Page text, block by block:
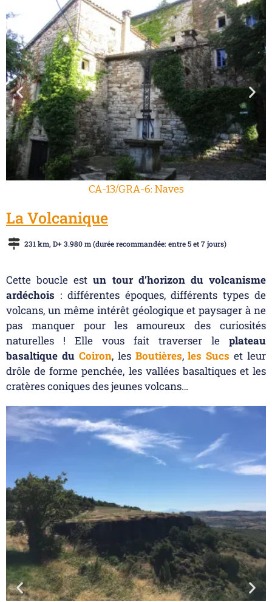
CA-13/GRA-6: Naves
La Volcanique
231 km, D+ 3.980 m (durée recommandée: entre 5 et 7 jours)
Cette boucle estun tour d’horizon du volcanisme
ardéchois : différentes époques, différents types de
volcans, un même intérêt géologique et paysager à ne
pas manquer pour les amoureux des curiosités
naturelles ! Elle vous fait traverser le plateau
basaltique du Coiron, les Boutières,les Sucs et leur
drôle de forme penchée, les vallées basaltiques et les
cratères coniques des jeunes volcans…